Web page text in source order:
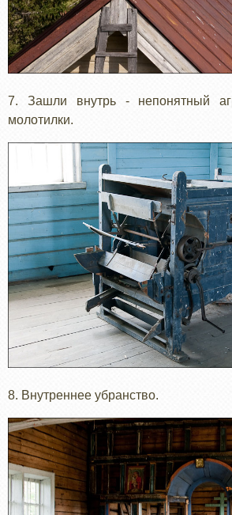
7. Зашли внутрь - непонятный
молотилки.
8. Внутреннее убранство.